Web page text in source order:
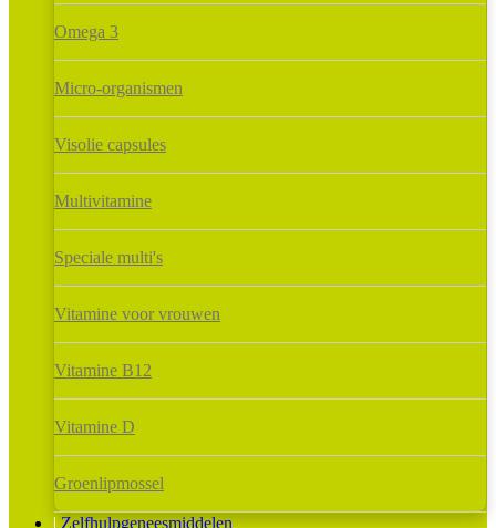
Omega 3
Micro-organismen
Visolie capsules
Multivitamine
Speciale multi's
Vitamine voor vrouwen
Vitamine B12
Vitamine D
Groenlipmossel
Zelfhulpgeneesmiddelen